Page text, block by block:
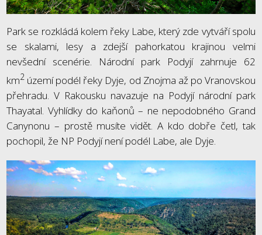
Park se rozkládá kolem řeky Labe, který zde vytváří spolu
se skalami, lesy a zdejší pahorkatou krajinou velmi
nevšední scenérie. Národní park Podyjí zahrnuje 62
km2 území podél řeky Dyje, od Znojma až po Vranovskou
přehradu. V Rakousku navazuje na Podyjí národní park
Thayatal. Vyhlídky do kaňonů – ne nepodobného Grand
Canynonu – prostě musíte vidět. A kdo dobře četl, tak
pochopil, že NP Podyjí není podél Labe, ale Dyje.